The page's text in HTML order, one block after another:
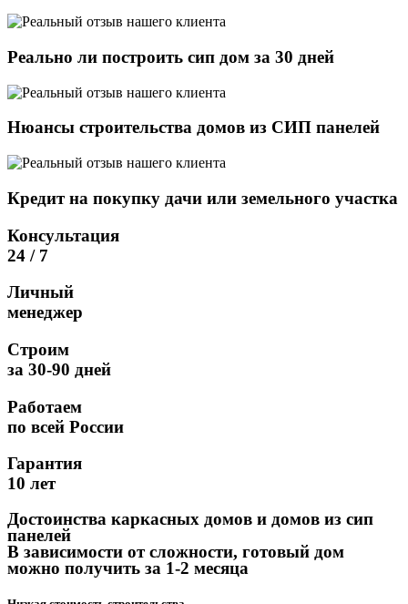
Реально ли построить сип дом за 30 дней
Нюансы строительства домов из СИП панелей
Кредит на покупку дачи или земельного участка
Консультация
24 / 7
Личный
менеджер
Строим
за 30-90 дней
Работаем
по всей России
Гарантия
10 лет
Достоинства каркасных домов и домов из сип
панелей
В зависимости от сложности, готовый дом
можно получить за 1-2 месяца